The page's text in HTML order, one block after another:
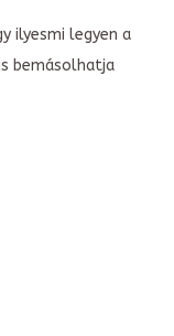
ilyesmi legyen a
bemásolhatja